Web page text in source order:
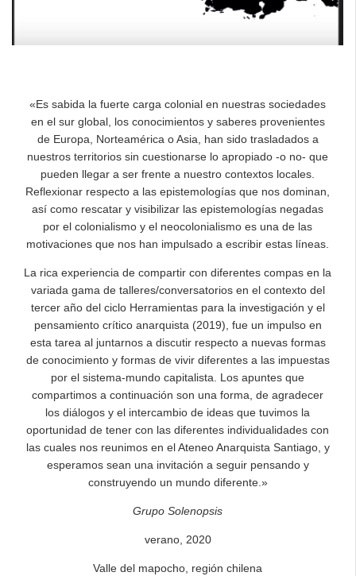
«Es sabida la fuerte carga colonial en nuestras sociedades
en el sur global, los conocimientos y saberes provenientes
de Europa, Norteamérica o Asia, han sido trasladados a
nuestros territorios sin cuestionarse lo apropiado -o no- que
pueden llegar a ser frente a nuestro contextos locales.
Reflexionar respecto a las epistemologías que nos dominan,
así como rescatar y visibilizar las epistemologías negadas
por el colonialismo y el neocolonialismo es una de las
motivaciones que nos han impulsado a escribir estas líneas.
La rica experiencia de compartir con diferentes compas en la
variada gama de talleres/conversatorios en el contexto del
tercer año del ciclo Herramientas para la investigación y el
pensamiento crítico anarquista (2019), fue un impulso en
esta tarea al juntarnos a discutir respecto a nuevas formas
de conocimiento y formas de vivir diferentes a las impuestas
por el sistema-mundo capitalista. Los apuntes que
compartimos a continuación son una forma, de agradecer
los diálogos y el intercambio de ideas que tuvimos la
oportunidad de tener con las diferentes individualidades con
las cuales nos reunimos en el Ateneo Anarquista Santiago, y
esperamos sean una invitación a seguir pensando y
construyendo un mundo diferente.»
Grupo Solenopsis
verano, 2020
Valle del mapocho, región chilena